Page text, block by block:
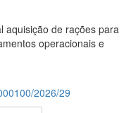
aquisição de rações para
operacionais e
2026/29